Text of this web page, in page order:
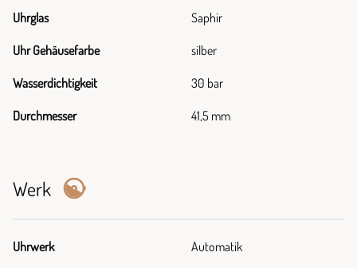
Uhrglas Saphir
Uhr Gehäusefarbe silber
Wasserdichtigkeit 30 bar
Durchmesser 41,5 mm
Werk
Uhrwerk Automatik